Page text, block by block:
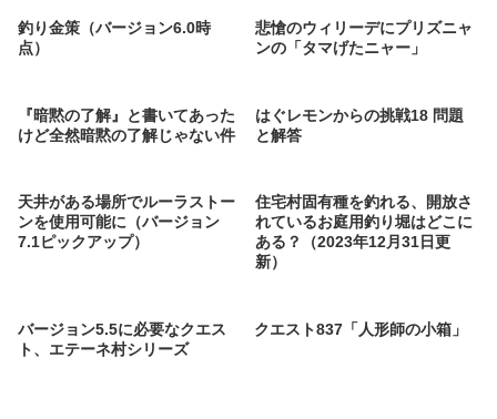
釣り金策（バージョン6.0時
点）
悲愴のウィリーデにプリズニャ
ンの「タマげたニャー」
『暗黙の了解』と書いてあった
けど全然暗黙の了解じゃない件
はぐレモンからの挑戦18 問題
と解答
天井がある場所でルーラストー
ンを使用可能に（バージョン
7.1ピックアップ）
住宅村固有種を釣れる、開放さ
れているお庭用釣り堀はどこに
ある？（2023年12月31日更
新）
バージョン5.5に必要なクエス
ト、エテーネ村シリーズ
クエスト837「人形師の小箱」